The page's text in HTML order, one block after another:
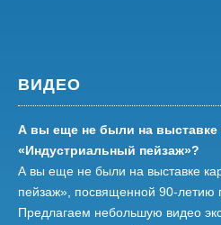
ВИДЕО
А вы еще не были на выставке
«Индустриальный пейзаж»?
А вы еще не были на выставке
пейзаж», посвященной 90-летию
Предлагаем небольшую видео